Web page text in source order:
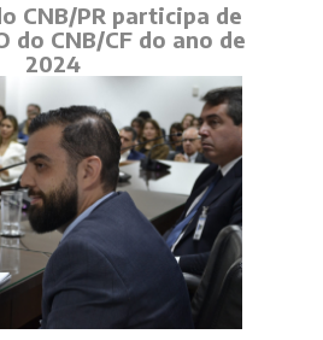
CNB/PR participa de
do CNB/CF do ano de
2024